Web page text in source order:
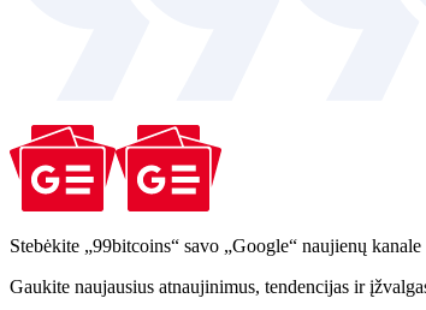
Stebėkite „99bitcoins“ savo „Google“ naujienų kanale
Gaukite naujausius atnaujinimus, tendencijas ir